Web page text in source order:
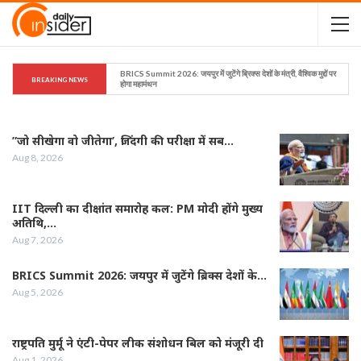
BREAKING NEWS
BRICS Summit 2026: जयपुर में जुटेंगे ब्रिक्स देशों के मंत्री, वैश्विक मुद्दों पर
होगा महामंथन
”जो सीखेगा वो जीतेगा’, जिंदगी की परीक्षा में सब…
Aug 8, 2026
IIT दिल्ली का दीक्षांत समारोह कल: PM मोदी होंगे मुख्य
अतिथि,…
Aug 7, 2026
BRICS Summit 2026: जयपुर में जुटेंगे ब्रिक्स देशों के…
Aug 5, 2026
राष्ट्रपति मुर्मू ने एंटी-पेपर लीक संशोधन बिल को मंजूरी दी